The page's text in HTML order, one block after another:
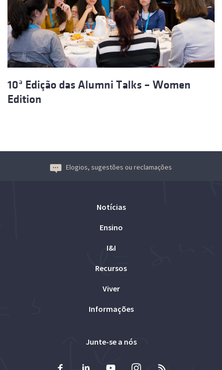
10ª Edição das Alumni Talks – Women
Edition
Elogios, sugestões ou reclamações
Notícias
Ensino
I&I
Recursos
Viver
Informações
Junte-se a nós